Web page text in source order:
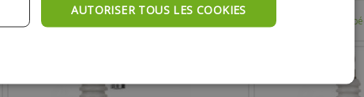
AUTORISER TOUS LES COOKIES